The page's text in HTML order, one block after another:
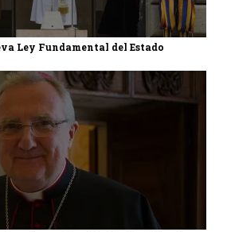
Ley Fundamental del Estado